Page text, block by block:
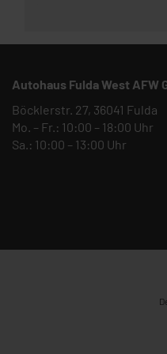
Autohaus Fulda West AFW
Böcklerstr. 27, 36041 Fulda
Mo. – Fr.: 10:00 – 18:00 Uhr
Sa.: 10:00 – 13:00 Uhr